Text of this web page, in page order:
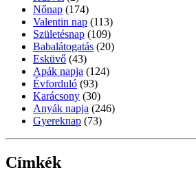
Nőnap (174)
Valentin nap (113)
Születésnap (109)
Babalátogatás (20)
Esküvő (43)
Apák napja (124)
Évforduló (93)
Karácsony (30)
Anyák napja (246)
Gyereknap (73)
Címkék